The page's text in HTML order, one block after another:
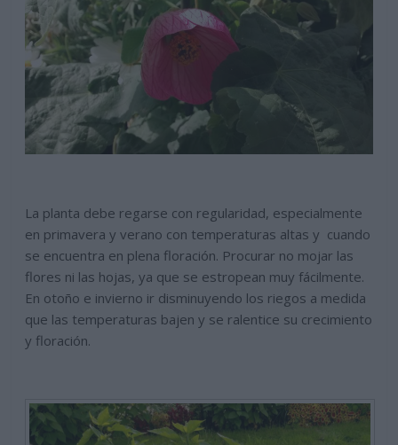
La planta debe regarse con regularidad, especialmente
en primavera y verano con temperaturas altas y cuando
se encuentra en plena floración. Procurar no mojar las
flores ni las hojas, ya que se estropean muy fácilmente.
En otoño e invierno ir disminuyendo los riegos a medida
que las temperaturas bajen y se ralentice su crecimiento
y floración.